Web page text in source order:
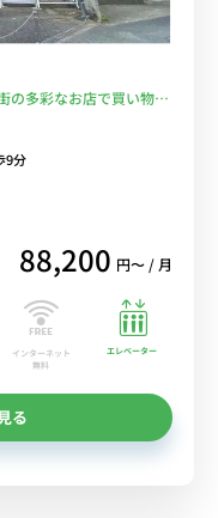
の多彩なお店で買い物も
9分
88,200 円〜 / 月
インターネット
無料
エレベーター
る